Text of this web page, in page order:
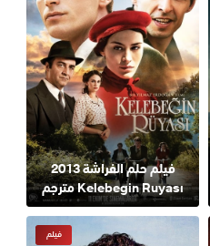
فيلم حلم الفراشة 2013
Kelebegin Ruyası مترجم
فيلم